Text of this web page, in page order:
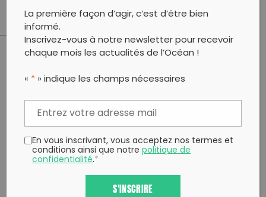
Partager sur Facebook
Twitterun ami
Copy to clipboard
La première façon d’agir, c’est d’être bien
informé.
Inscrivez-vous à notre newsletter pour recevoir
chaque mois les actualités de l’Océan !
« * » indique les champs nécessaires
En vous inscrivant, vous acceptez nos termes et
conditions ainsi que notrepolitique de
confidentialité.*
S'INSCRIRE